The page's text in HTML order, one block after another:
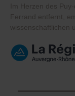
Im Herzen des
Ferrand entfernt,
wissenschaftlichen